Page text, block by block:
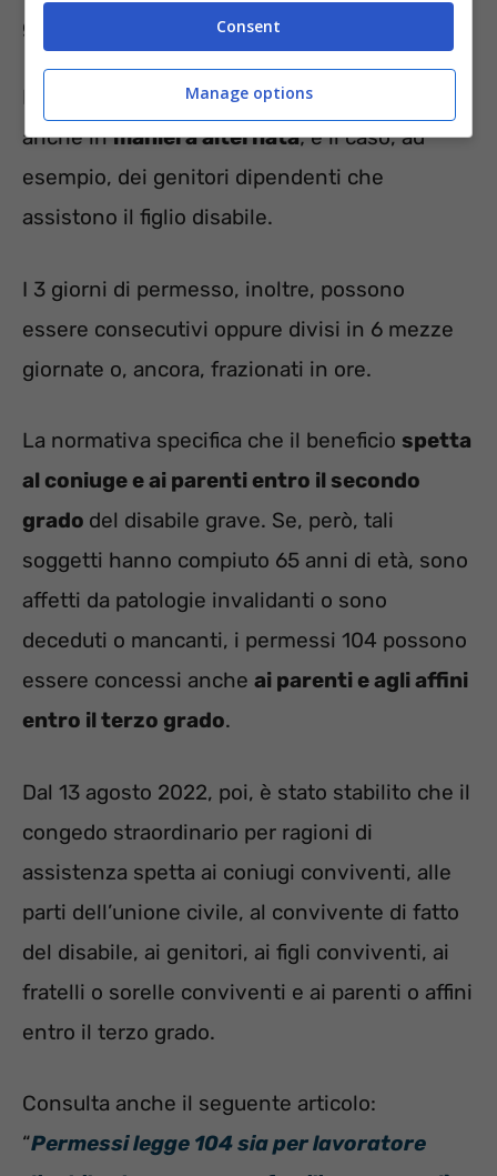
grave.
I permessi 104 possono essere utilizzati
anche inmaniera alternata; è il caso, ad
esempio, dei genitori dipendenti che
assistono il figlio disabile.
I 3 giorni di permesso, inoltre, possono
essere consecutivi oppure divisi in 6 mezze
giornate o, ancora, frazionati in ore.
La normativa specifica che il beneficio spetta
al coniuge e ai parenti entro il secondo
grado del disabile grave. Se, però, tali
soggetti hanno compiuto 65 anni di età, sono
affetti da patologie invalidanti o sono
deceduti o mancanti, i permessi 104 possono
essere concessi anche ai parenti e agli affini
entro il terzo grado.
Dal 13 agosto 2022, poi, è stato stabilito che il
congedo straordinario per ragioni di
assistenza spetta ai coniugi conviventi, alle
parti dell’unione civile, al convivente di fatto
del disabile, ai genitori, ai figli conviventi, ai
fratelli o sorelle conviventi e ai parenti o affini
entro il terzo grado.
Consulta anche il seguente articolo:
“Permessi legge 104 sia per lavoratore
Consent
Manage options